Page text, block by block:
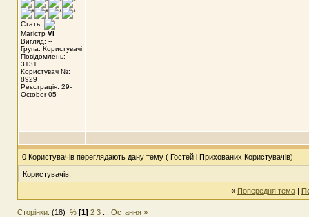
Стать:
Магістр VI
Вигляд: --
Група: Користувачі
Повідомлень:
3131
Користувач №:
8929
Реєстрація: 29-
October 05
0 Користувачів переглядають дану тему ( Гостей і Прихованих Користувачів)
Користувачів:
« Попередня тема |
Сторінки: (18) % [1] 2 3... Остання »